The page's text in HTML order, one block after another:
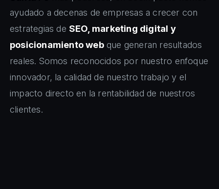
ayudado a decenas de empresas a crecer con
estrategias de SEO, marketing digital y
posicionamiento webque generan resultados
reales. Somos reconocidos por nuestro enfoque
innovador, la calidad de nuestro trabajo y el
impacto directo en la rentabilidad de nuestros
clientes.